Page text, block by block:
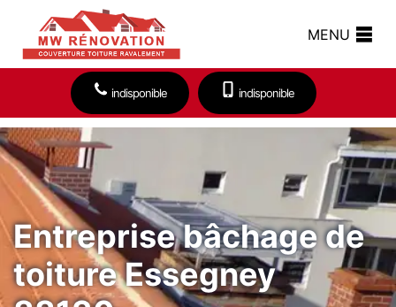
MENU
indisponible indisponible
Entreprise bâchage de
toiture Essegney